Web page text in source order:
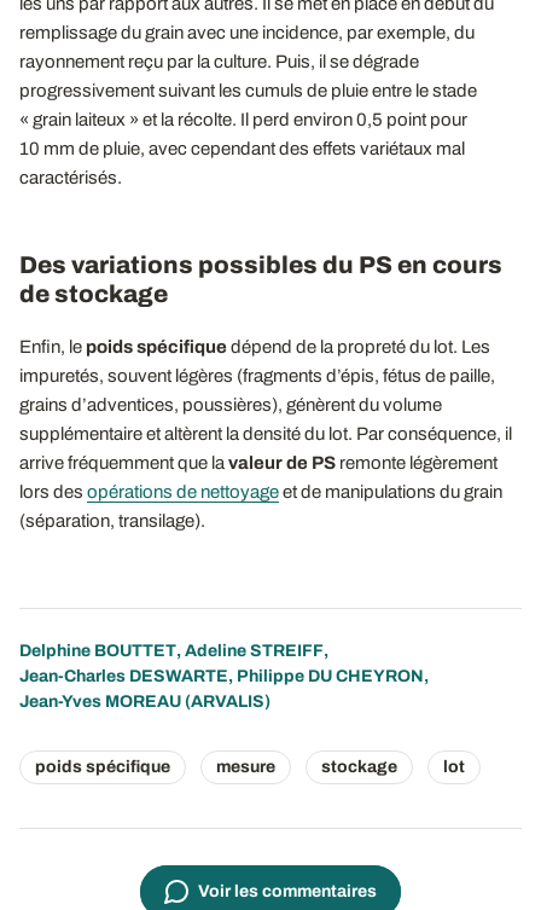
remplissage du grain avec une incidence, par exemple, du
rayonnement reçu par la culture. Puis, il se dégrade
progressivement suivant les cumuls de pluie entre le stade
« grain laiteux » et la récolte. Il perd environ 0,5 point pour
10 mm de pluie, avec cependant des effets variétaux mal
caractérisés.
Des variations possibles du PS en cours
de stockage
Enfin, le poids spécifiquedépend de la propreté du lot. Les
impuretés, souvent légères (fragments d’épis, fétus de paille,
grains d’adventices, poussières), génèrent du volume
supplémentaire et altèrent la densité du lot. Par conséquence, il
arrive fréquemment que la valeur de PS remonte légèrement
lors des opérations de nettoyageet de manipulations du grain
(séparation, transilage).
Delphine BOUTTET, Adeline STREIFF,
Jean-Charles DESWARTE, Philippe DU CHEYRON,
Jean-Yves MOREAU (ARVALIS)
poids spécifique mesure stockage lot
Voir les commentaires